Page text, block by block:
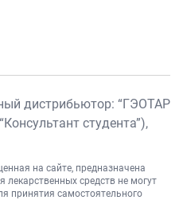
дистрибьютор: “ГЭОТАР
студента”),
на сайте, предназначена
лекарственных средств не могут
принятия самостоятельного